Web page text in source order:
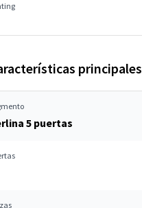
principales
5 puertas